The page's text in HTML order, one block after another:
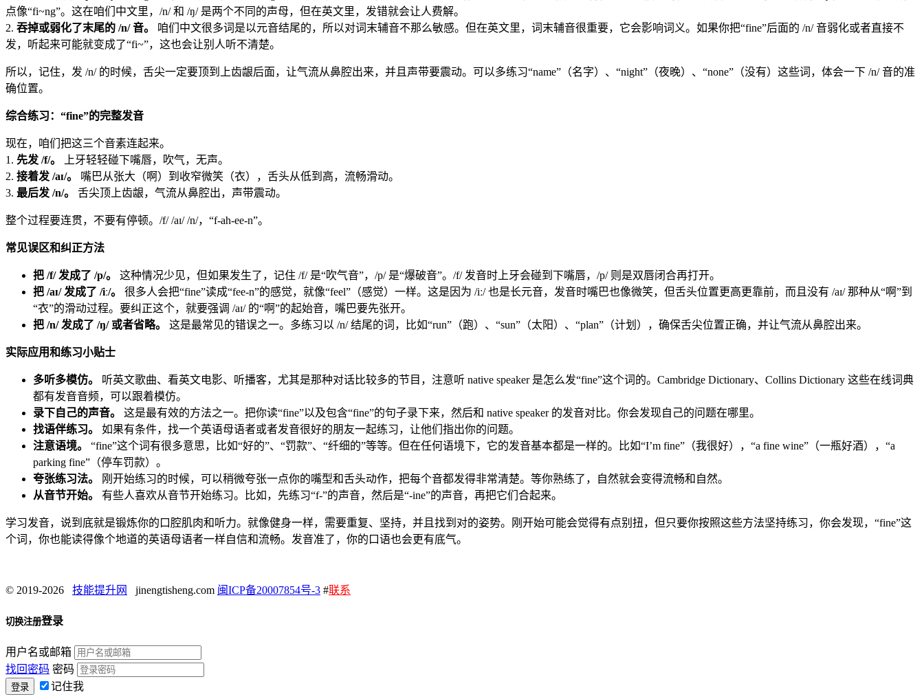
点像“fi~ng”。这在咱们中文里，/n/ 和 /ŋ/ 是两个不同的声母，但在英文里，发错就会让人费解。
2. 吞掉或弱化了末尾的 /n/ 音。
咱们中文很多词是以元音结尾的，所以对词末辅音不那么敏感。但在英文里，词末辅音很重要，它会影响词义。如果你把“fine”后面的 /n/ 音弱化或者直接不
发，听起来可能就变成了“fi~”，这也会让别人听不清楚。
所以，记住，发 /n/ 的时候，舌尖一定要顶到上齿龈后面，让气流从鼻腔出来，并且声带要震动。可以多练习“name”（名字）、“night”（夜晚）、“none”（没有）这些词，体会一下 /n/ 音的准
确位置。
综合练习：“fine”的完整发音
现在，咱们把这三个音素连起来。
1. 先发 /f/。
上牙轻轻碰下嘴唇，吹气，无声。
2. 接着发 /aɪ/。
嘴巴从张大（啊）到收窄微笑（衣），舌头从低到高，流畅滑动。
3. 最后发 /n/。 舌尖顶上齿龈，气流从鼻腔出，声带震动。
整个过程要连贯，不要有停顿。/f/ /aɪ/ /n/，“f-ah-ee-n”。
常见误区和纠正方法
把 /f/ 发成了 /p/。
这种情况少见，但如果发生了，记住 /f/ 是“吹气音”，/p/ 是“爆破音”。/f/ 发音时上牙会碰到下嘴唇，/p/ 则是双唇闭合再打开。
把 /aɪ/ 发成了 /iː/。
很多人会把“fine”读成“fee-n”的感觉，就像“feel”（感觉）一样。这是因为 /iː/ 也是长元音，发音时嘴巴也像微笑，但舌头位置更高更靠前，而且没有 /aɪ/ 那种从“啊”到
“衣”的滑动过程。要纠正这个，就要强调 /aɪ/ 的“啊”的起始音，嘴巴要先张开。
把 /n/ 发成了 /ŋ/ 或者省略。
这是最常见的错误之一。多练习以 /n/ 结尾的词，比如“run”（跑）、“sun”（太阳）、“plan”（计划），确保舌尖位置正确，并让气流从鼻腔出来。
实际应用和练习小贴士
多听多模仿。
听英文歌曲、看英文电影、听播客，尤其是那种对话比较多的节目，注意听 native speaker 是怎么发“fine”这个词的。Cambridge Dictionary、Collins Dictionary 这些在线词典
都有发音音频，可以跟着模仿。
录下自己的声音。
这是最有效的方法之一。把你读“fine”以及包含“fine”的句子录下来，然后和 native speaker 的发音对比。你会发现自己的问题在哪里。
找语伴练习。
如果有条件，找一个英语母语者或者发音很好的朋友一起练习，让他们指出你的问题。
注意语境。
“fine”这个词有很多意思，比如“好的”、“罚款”、“纤细的”等等。但在任何语境下，它的发音基本都是一样的。比如“I’m fine”（我很好），“a fine wine”（一瓶好酒），“a
parking fine”（停车罚款）。
夸张练习法。
刚开始练习的时候，可以稍微夸张一点你的嘴型和舌头动作，把每个音都发得非常清楚。等你熟练了，自然就会变得流畅和自然。
从音节开始。
有些人喜欢从音节开始练习。比如，先练习“f-”的声音，然后是“-ine”的声音，再把它们合起来。
学习发音，说到底就是锻炼你的口腔肌肉和听力。就像健身一样，需要重复、坚持，并且找到对的姿势。刚开始可能会觉得有点别扭，但只要你按照这些方法坚持练习，你会发现，“fine”这
个词，你也能读得像个地道的英语母语者一样自信和流畅。发音准了，你的口语也会更有底气。
© 2019-2026 技能提升网 jinengtisheng.com 闽ICP备20007854号-3 #联系
切换注册登录
用户名或邮箱
找回密码 密码
记住我